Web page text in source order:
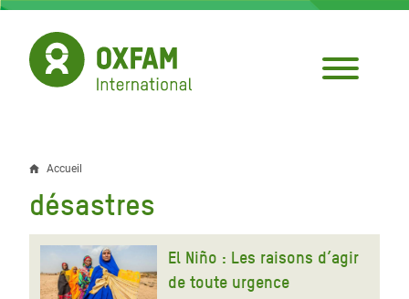
Aller
contenu
principal
Fil
d'Ariane
Accueil
désastres
El Niño : Les raisons d’agir
de toute urgence